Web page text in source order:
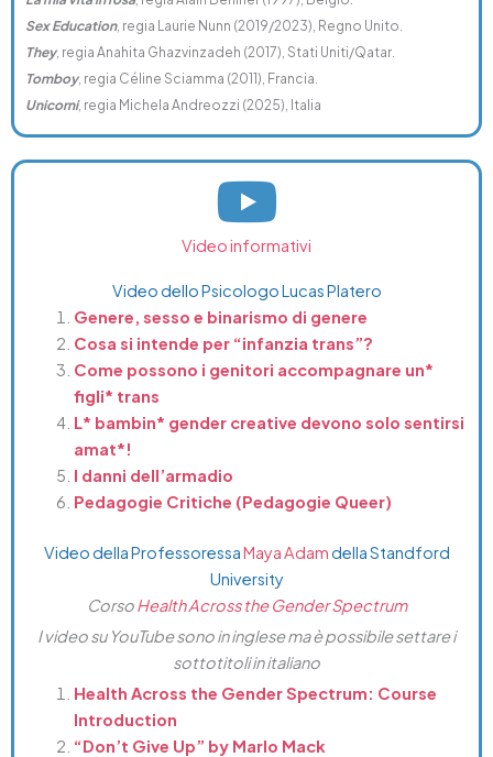
Sex Education, regia Laurie Nunn (2019/2023), Regno Unito.
They, regia Anahita Ghazvinzadeh (2017), Stati Uniti/Qatar.
Tomboy, regia Céline Sciamma (2011), Francia.
Unicorni, regia Michela Andreozzi (2025), Italia
Video informativi
Video dello Psicologo Lucas Platero
Genere, sesso e binarismo di genere
Cosa si intende per “infanzia trans”?
Come possono i genitori accompagnare un*
figli* trans
L* bambin* gender creative devono solo sentirsi
amat*!
I danni dell’armadio
Pedagogie Critiche (Pedagogie Queer)
Video della ProfessoressaMaya Adamdella Standford
University
CorsoHealth Across the Gender Spectrum
I video su YouTube sono in inglese ma è possibile settare i
sottotitoli in italiano
Health Across the Gender Spectrum: Course
Introduction
“Don’t Give Up” by Marlo Mack